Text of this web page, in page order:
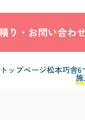
り・お問い合わ
トップページ松本巧舎6